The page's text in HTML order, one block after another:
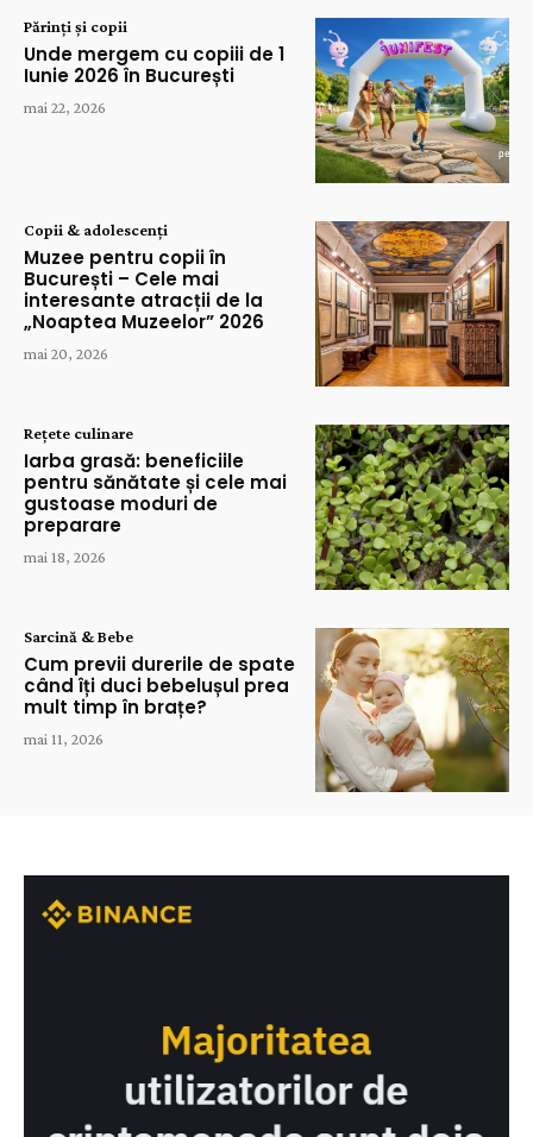
Părinți și copii
Unde mergem cu copiii de 1
Iunie 2026 în București
mai 22, 2026
Copii & adolescenți
Muzee pentru copii în
București – Cele mai
interesante atracții de la
„Noaptea Muzeelor” 2026
mai 20, 2026
Rețete culinare
Iarba grasă: beneficiile
pentru sănătate și cele mai
gustoase moduri de
preparare
mai 18, 2026
Sarcină & Bebe
Cum previi durerile de spate
când îți duci bebelușul prea
mult timp în brațe?
mai 11, 2026